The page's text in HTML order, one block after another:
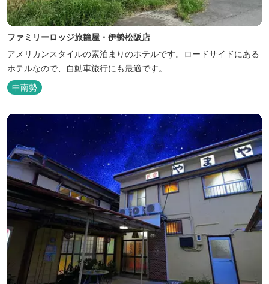
ファミリーロッジ旅籠屋・伊勢松阪店
アメリカンスタイルの素泊まりのホテルです。ロードサイドにある
ホテルなので、自動車旅行にも最適です。
中南勢